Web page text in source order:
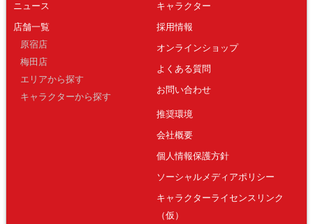
ニュース
店舗一覧
原宿店
梅田店
エリアから探す
キャラクターから探す
キャラクター
採用情報
オンラインショップ
よくある質問
お問い合わせ
推奨環境
会社概要
個人情報保護方針
ソーシャルメディアポリシー
キャラクターライセンスリンク
（仮）